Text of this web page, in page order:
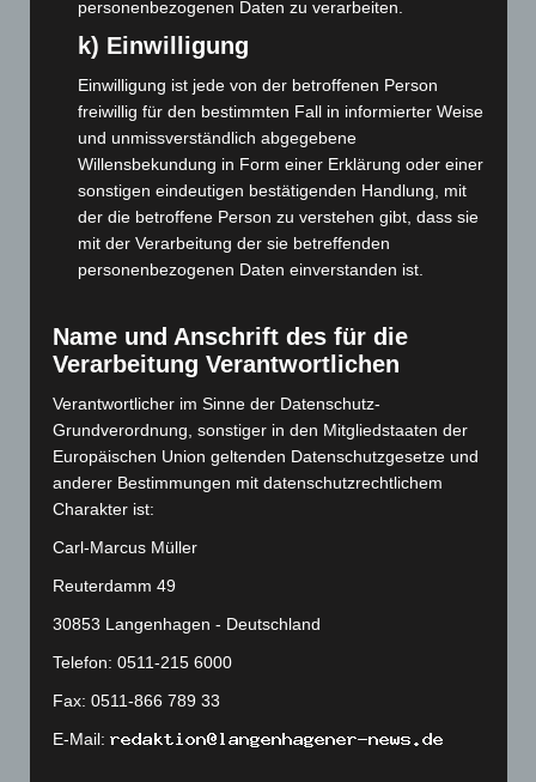
Februar 2026(109)
Januar 2026(122)
Dezember 2025(103)
November 2025 (114)
Oktober 2025
(112)
September 2025(93)
August 2025(90)
Juli 2025(90)
Mai 2025(112)
April 2025(88)
März 2025(111)
Februar 2025(96)
Januar 2025(88)
Dezember 2024
November 2024(94)
Oktober 2024(93)
September 2024(112)
August 2024(107)
Juli 2024(89)
Juni 2024
(107)
personenbezogenen Daten zu verarbeiten.
k) Einwilligung
Einwilligung ist jede von der betroffenen Person
freiwillig für den bestimmten Fall in informierter Weise
und unmissverständlich abgegebene
Willensbekundung in Form einer Erklärung oder einer
sonstigen eindeutigen bestätigenden Handlung, mit
der die betroffene Person zu verstehen gibt, dass sie
mit der Verarbeitung der sie betreffenden
personenbezogenen Daten einverstanden ist.
Name und Anschrift des für die
Verarbeitung Verantwortlichen
Verantwortlicher im Sinne der Datenschutz-
Grundverordnung, sonstiger in den Mitgliedstaaten der
Europäischen Union geltenden Datenschutzgesetze und
anderer Bestimmungen mit datenschutzrechtlichem
Charakter ist:
Carl-Marcus Müller
Reuterdamm 49
30853 Langenhagen - Deutschland
Telefon: 0511-215 6000
Fax: 0511-866 789 33
E-Mail: